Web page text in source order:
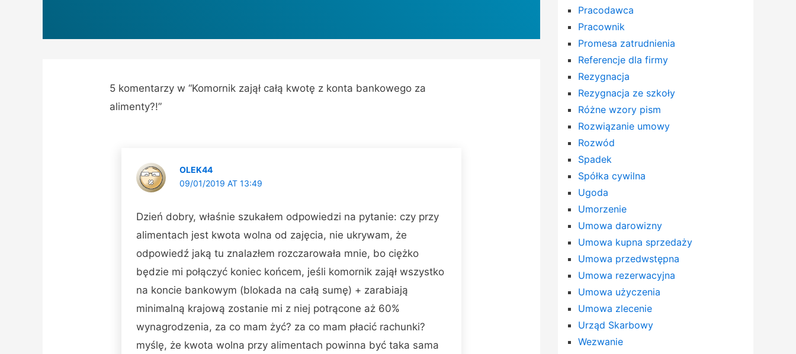
5 komentarzy w “Komornik zajął całą kwotę z konta bankowego za
alimenty?!”
OLEK44
09/01/2019 AT 13:49
Dzień dobry, właśnie szukałem odpowiedzi na pytanie: czy przy
alimentach jest kwota wolna od zajęcia, nie ukrywam, że
odpowiedź jaką tu znalazłem rozczarowała mnie, bo ciężko
będzie mi połączyć koniec końcem, jeśli komornik zajął wszystko
na koncie bankowym (blokada na całą sumę) + zarabiają
minimalną krajową zostanie mi z niej potrącone aż 60%
wynagrodzenia, za co mam żyć? za co mam płacić rachunki?
myślę, że kwota wolna przy alimentach powinna być taka sama
Pracodawca
Pracownik
Promesa zatrudnienia
Referencje dla firmy
Rezygnacja
Rezygnacja ze szkoły
Różne wzory pism
Rozwiązanie umowy
Rozwód
Spadek
Spółka cywilna
Ugoda
Umorzenie
Umowa darowizny
Umowa kupna sprzedaży
Umowa przedwstępna
Umowa rezerwacyjna
Umowa użyczenia
Umowa zlecenie
Urząd Skarbowy
Wezwanie